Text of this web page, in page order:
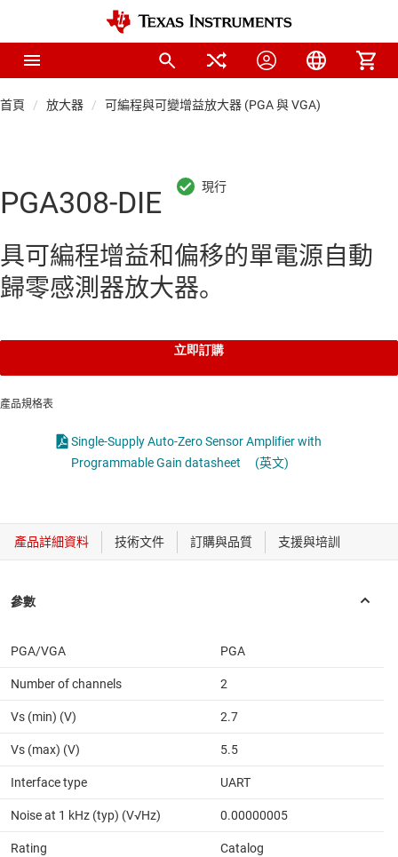
首頁 放大器 可編程與可變增益放大器 (PGA 與 VGA)
PGA308-DIE
具可編程增益和偏移的單電源自動
歸零感測器放大器。
立即訂購
產品規格表
Single-Supply Auto-Zero Sensor Amplifier with
Programmable Gain datasheet
(英文)
PGA/VGA PGA
Number of channels 2
Vs (min) (V) 2.7
Vs (max) (V) 5.5
Interface type UART
Noise at 1 kHz (typ) (V√Hz) 0.00000005
Rating Catalog